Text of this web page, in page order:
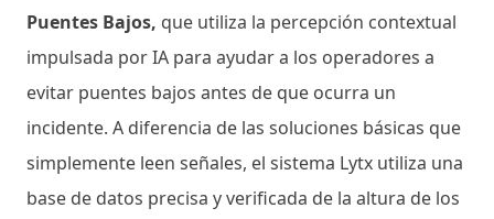
Puentes Bajos, que utiliza la percepción contextual
impulsada por IA para ayudar a los operadores a
evitar puentes bajos antes de que ocurra un
incidente. A diferencia de las soluciones básicas que
simplemente leen señales, el sistema Lytx utiliza una
base de datos precisa y verificada de la altura de los